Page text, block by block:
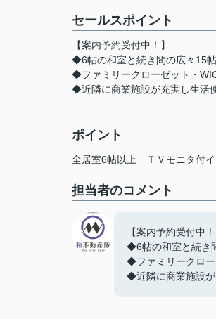
セールスポイント
【案内予約受付中！】
◆6帖の和室と続き間の広々15
◆ファミリークローゼット・
◆近隣に商業施設が充実し生活
ポイント
全居室6帖以上 ＴＶモニタ付
担当者のコメント
【案内予約受付中！
◆6帖の和室と続き
◆ファミリークロー
◆近隣に商業施設